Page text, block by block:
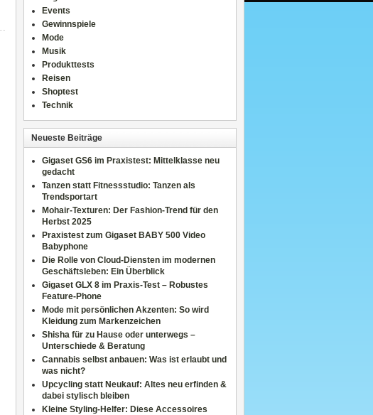
Events
Gewinnspiele
Mode
Musik
Produkttests
Reisen
Shoptest
Technik
Neueste Beiträge
Gigaset GS6 im Praxistest: Mittelklasse neu
gedacht
Tanzen statt Fitnessstudio: Tanzen als
Trendsportart
Mohair-Texturen: Der Fashion-Trend für den
Herbst 2025
Praxistest zum Gigaset BABY 500 Video
Babyphone
Die Rolle von Cloud-Diensten im modernen
Geschäftsleben: Ein Überblick
Gigaset GLX 8 im Praxis-Test – Robustes
Feature-Phone
Mode mit persönlichen Akzenten: So wird
Kleidung zum Markenzeichen
Shisha für zu Hause oder unterwegs –
Unterschiede & Beratung
Cannabis selbst anbauen: Was ist erlaubt und
was nicht?
Upcycling statt Neukauf: Altes neu erfinden &
dabei stylisch bleiben
Kleine Styling-Helfer: Diese Accessoires